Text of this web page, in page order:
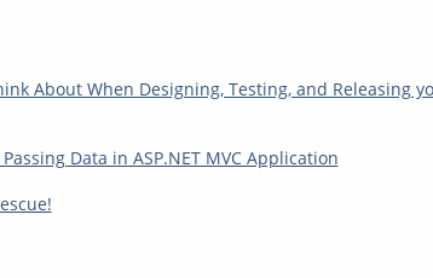
About When Designing, Testing, and Releasing
Data in ASP.NET MVC Application